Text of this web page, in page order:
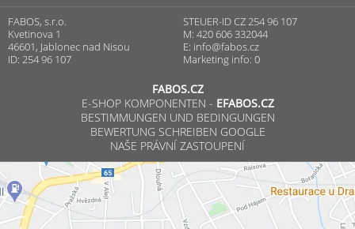
FABOS, s.r.o.
Kvetinova 1
46601, Jablonec nad Nisou
ID: 254 96 107
STEUER-ID CZ 254 96 107
M: 420 606 332044
E: info@fabos.cz
Marketing info: 0
FABOS.CZ
E-SHOP KOMPONENTEN - EFABOS.CZ
BESTIMMUNGEN UND BEDINGUNGEN
BEWERTUNG SCHREIBEN GOOGLE
NAŠE PRÁVNÍ ZASTOUPENÍ